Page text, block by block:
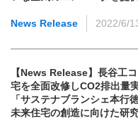
News Release 2022/6/
【News Release】長谷
宅を全面改修しCO2排出量
「サステナブランシェ本行
未来住宅の創造に向けた研